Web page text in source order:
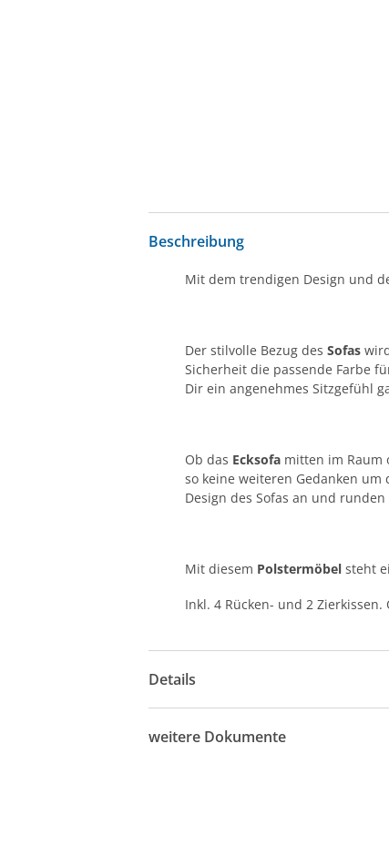
Beschreibung
Mit dem trendigen Design und
Der stilvolle Bezug desSofas
Sicherheit die passende Farbe
Dir ein angenehmes Sitzgefühl
Ob das Ecksofa mitten im Raum
so keine weiteren Gedanken
Design des Sofas an und
Mit diesem Polstermöbelsteht
Inkl. 4 Rücken- und 2 Zierkissen.
Details
weitere Dokumente